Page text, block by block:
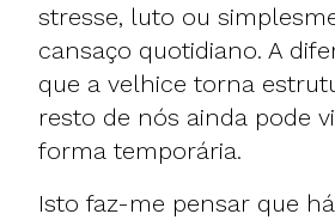
stresse, luto ou
cansaço quotidiano. A
que a velhice torna
resto de nós ainda pode
forma temporária.
Isto faz-me pensar que